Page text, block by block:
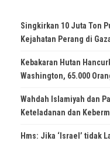
Singkirkan 10 Juta Ton
Kejahatan Perang di
Kebakaran Hutan
Washington, 65.000
Wahdah Islamiyah dan
Keteladanan dan
Hms: Jika ‘Israel’ tidak